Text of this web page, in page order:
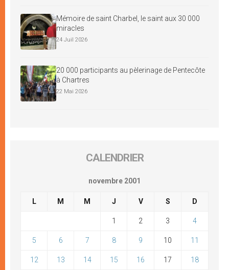
Mémoire de saint Charbel, le saint aux 30 000
miracles
24 Juil 2026
20 000 participants au pèlerinage de Pentecôte
à Chartres
22 Mai 2026
CALENDRIER
novembre 2001
L M M J V S D
1 2 3 4
5 6 7 8 9 10 11
12 13 14 15 16 17 18